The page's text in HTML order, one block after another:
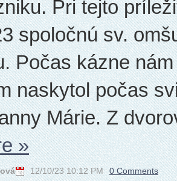
Pri tejto
spoločnú sv.
Počas kázne
naskytol počas
Márie. Z
»
12/10/23 10:12 PM 0 Comments